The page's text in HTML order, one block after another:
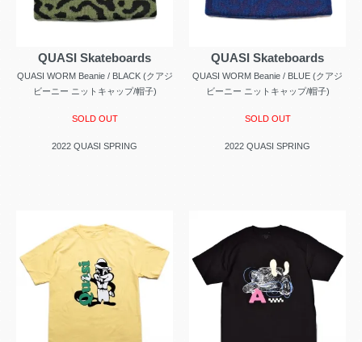
QUASI Skateboards
QUASI WORM Beanie / BLACK (クアジ
ビーニー ニットキャップ/帽子)
SOLD OUT
2022 QUASI SPRING
QUASI Skateboards
QUASI WORM Beanie / BLUE (クアジ
ビーニー ニットキャップ/帽子)
SOLD OUT
2022 QUASI SPRING